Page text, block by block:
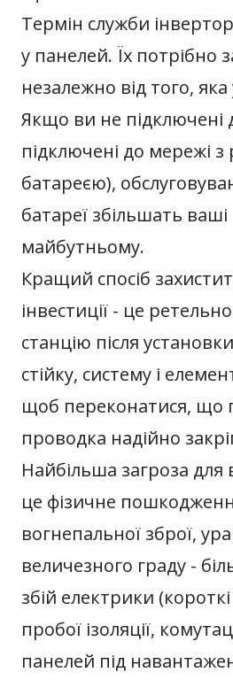
Термін служби
у панелей. Їх потрібно
незалежно від того, яка
Якщо ви не підключені
підключені до мережі
батареєю),
батареї збільшать
майбутньому.
Кращий спосіб
інвестиції - це
станцію після
стійку, систему і
щоб переконатися, що
проводка надійно
Найбільша загроза
це фізичне
вогнепальної зброї,
величезного граду -
збій електрики
пробої ізоляції,
панелей під